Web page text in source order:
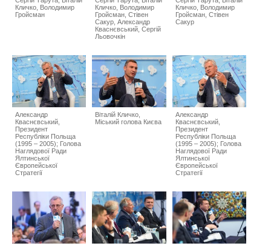
Кличко, Володимир
Гройсман
Кличко, Володимир
Гройсман, Стівен
Сакур, Александр
Кваснєвський, Сергій
Льовочкін
Кличко, Володимир
Гройсман, Стівен
Сакур
Александр
Кваснєвський,
Президент
Республіки Польща
(1995 – 2005); Голова
Наглядової Ради
Ялтинської
Європейської
Стратегії
Віталій Кличко,
Міський голова Києва
Александр
Кваснєвський,
Президент
Республіки Польща
(1995 – 2005); Голова
Наглядової Ради
Ялтинської
Європейської
Стратегії